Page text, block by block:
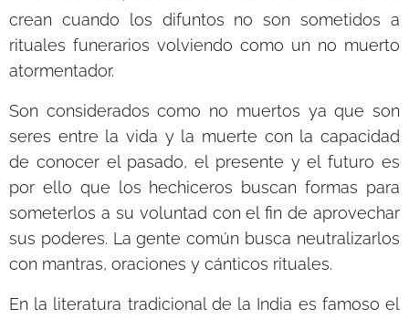
crean cuando los difuntos no son sometidos a
rituales funerarios volviendo como un no muerto
atormentador.
Son considerados como no muertos ya que son
seres entre la vida y la muerte con la capacidad
de conocer el pasado, el presente y el futuro es
por ello que los hechiceros buscan formas para
someterlos a su voluntad con el fin de aprovechar
sus poderes. La gente común busca neutralizarlos
con mantras, oraciones y cánticos rituales.
En la literatura tradicional de la India es famoso el